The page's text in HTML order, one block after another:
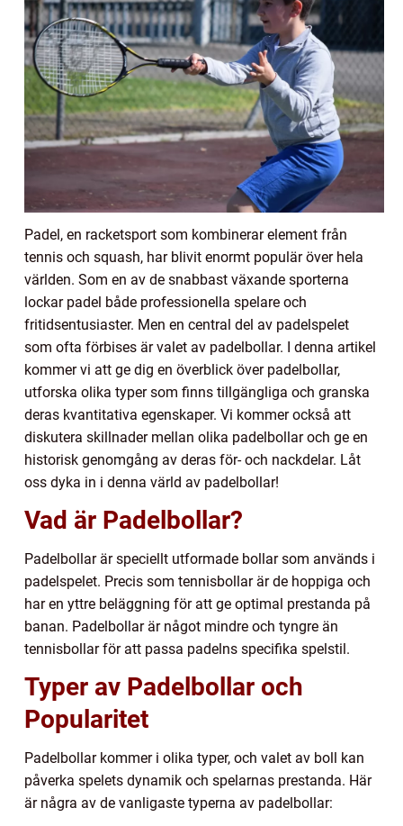
Padel, en racketsport som kombinerar element från
tennis och squash, har blivit enormt populär över hela
världen. Som en av de snabbast växande sporterna
lockar padel både professionella spelare och
fritidsentusiaster. Men en central del av padelspelet
som ofta förbises är valet av padelbollar. I denna artikel
kommer vi att ge dig en överblick över padelbollar,
utforska olika typer som finns tillgängliga och granska
deras kvantitativa egenskaper. Vi kommer också att
diskutera skillnader mellan olika padelbollar och ge en
historisk genomgång av deras för- och nackdelar. Låt
oss dyka in i denna värld av padelbollar!
Vad är Padelbollar?
Padelbollar är speciellt utformade bollar som används i
padelspelet. Precis som tennisbollar är de hoppiga och
har en yttre beläggning för att ge optimal prestanda på
banan. Padelbollar är något mindre och tyngre än
tennisbollar för att passa padelns specifika spelstil.
Typer av Padelbollar och
Popularitet
Padelbollar kommer i olika typer, och valet av boll kan
påverka spelets dynamik och spelarnas prestanda. Här
är några av de vanligaste typerna av padelbollar: